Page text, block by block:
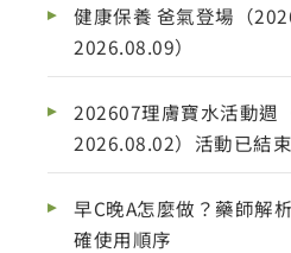
健康保養 爸氣登場（
2026.08.09）
202607理膚寶水活動週
2026.08.02）活動已結束
早C晚A怎麼做？藥師解
確使用順序